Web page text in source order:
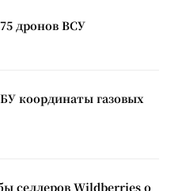
дронов ВСУ
координаты газовых
селлеров Wildberries о